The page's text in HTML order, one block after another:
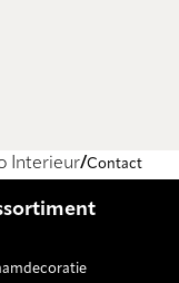
Interieur Contact